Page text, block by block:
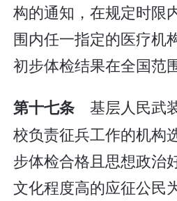
构的通知，在规定时限
围内任一指定的医疗机
初步体检结果在全国范
第十七条 基层人民武
校负责征兵工作的机构
步体检合格且思想政治
文化程度高的应征公民